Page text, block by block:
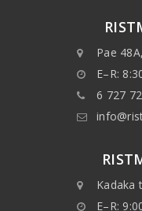
Pae
E–R:
6 727
Kadaka
E–R: